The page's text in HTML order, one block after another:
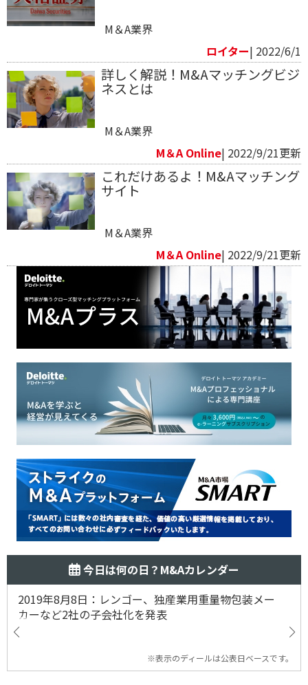
M＆A業界
ロイター| 2022/6/1
詳しく解説！M&Aマッチングビジ
ネスとは
M＆A業界
M＆A Online| 2022/9/21更新
これだけあるよ！M&Aマッチング
サイト
M＆A業界
M＆A Online| 2022/9/21更新
今日は何の日？M&Aカレンダー
2019年8月8日：レンゴー、独産業用重量物包装メー
カーなど2社の子会社化を発表
※表示のディールは公表日ベースです。